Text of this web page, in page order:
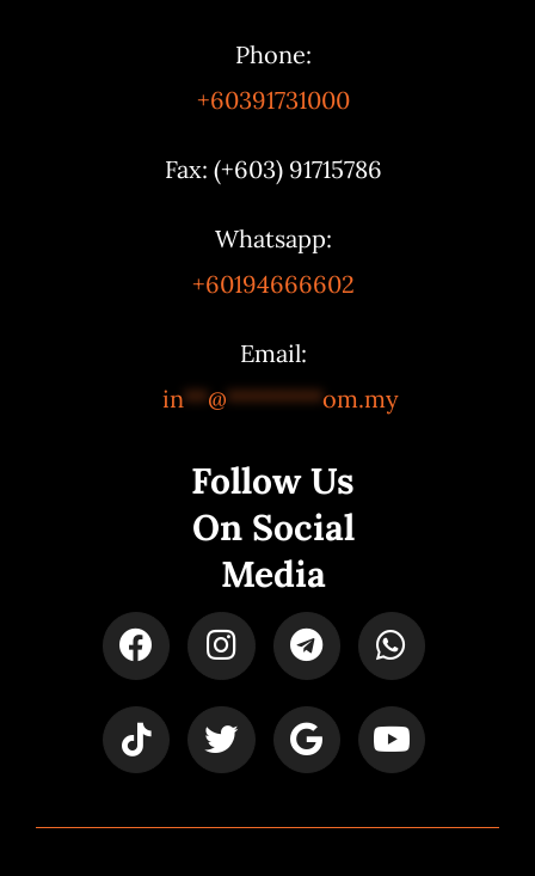
Phone:
+60391731000
Fax: (+603) 91715786
Whatsapp:
+60194666602
Email:
in**@********om.my
Follow Us
On Social
Media